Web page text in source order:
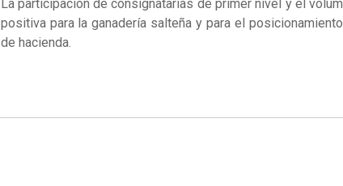
La participación de consignatarias de primer nivel y el
positiva para la ganadería salteña y para el
de hacienda.